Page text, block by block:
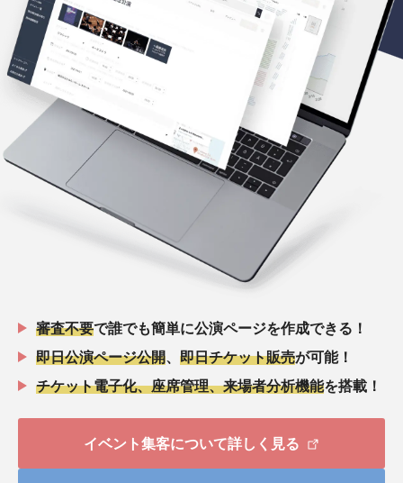
審査不要で誰でも簡単に公演ページを作成できる！
即日公演ページ公開
即日チケット販売が可能！
チケット電子化、座席管理、来場者分析機能を搭載！
イベント集客について詳しく見る